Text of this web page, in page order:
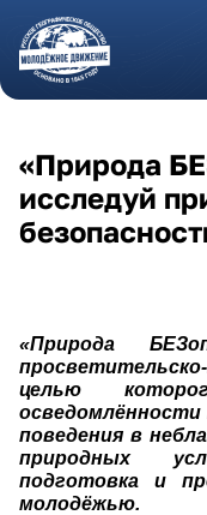
Перейти к
«Природа
исследуй
«Природа
целью
осведомлённости
поведения в
природных
подготовка и
молодёжью.